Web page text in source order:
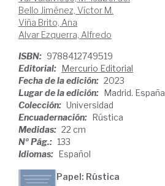
Bello Jiménez, Víctor M.
Viña Brito, Ana
Alvar Ezquerra, Alfredo
ISBN: 9788412749519
Editorial:
Mercurio Editorial
Fecha de la edición: 2023
Lugar de la edición:
Madrid. España
Colección: Universidad
Encuadernación:
Rústica
Medidas: 22 cm
Nº Pág.: 133
Idiomas:
Español
Papel: Rústica